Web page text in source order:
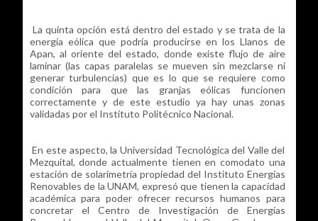
La quinta opción está dentro del estado y se trata de la
energía eólica que podría producirse en los Llanos de
Apan, al oriente del estado, donde existe flujo de aire
laminar (las capas paralelas se mueven sin mezclarse ni
generar turbulencias) que es lo que se requiere como
condición para que las granjas eólicas funcionen
correctamente y de este estudio ya hay unas zonas
validadas por el Instituto Politécnico Nacional.
En este aspecto, la Universidad Tecnológica del Valle del
Mezquital, donde actualmente tienen en comodato una
estación de solarimetría propiedad del Instituto Energías
Renovables de la UNAM, expresó que tienen la capacidad
académica para poder ofrecer recursos humanos para
concretar el Centro de Investigación de Energías